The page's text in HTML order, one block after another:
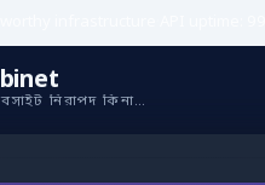
infrastructure
যেকোনো ওয়েবসাইট নিরাপদ কিনা যাচাই করুন